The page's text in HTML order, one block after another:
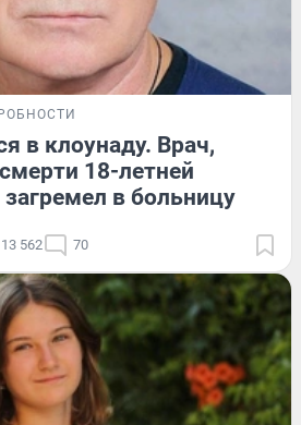
в клоунаду. Врач,
18-летней
в больницу
13 562 70